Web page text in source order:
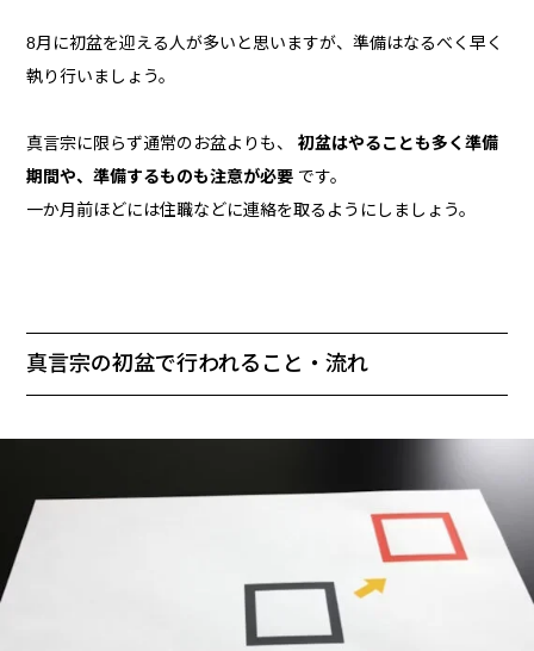
8月に初盆を迎える人が多いと思いますが、準備はなるべく早く
執り行いましょう。
真言宗に限らず通常のお盆よりも、
初盆はやることも多く準備
期間や、準備するものも注意が必要 です。
一か月前ほどには住職などに連絡を取るようにしましょう。
真言宗の初盆で行われること・流れ